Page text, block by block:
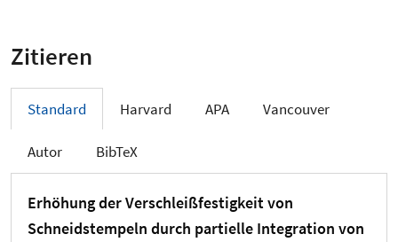
Zitieren
Standard Harvard APA Vancouver
Autor BibTeX
Erhöhung der Verschleißfestigkeit von
Schneidstempeln durch partielle Integration von